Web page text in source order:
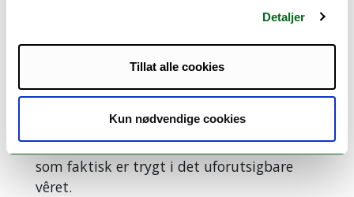
Detaljer
Tillat alle cookies
Kun nødvendige cookies
Turistbransjen seier at lengre somrar og
kortare, mindre snørike vintrar gjer at
fleire turar blir avlyste. Det krev meir
guidane, spesielt når kundane sine
forventningar ikkje samsvarar med kva
som faktisk er trygt i det uforutsigbare
vêret.